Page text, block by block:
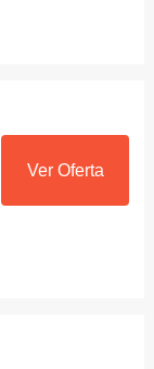
Ver Oferta